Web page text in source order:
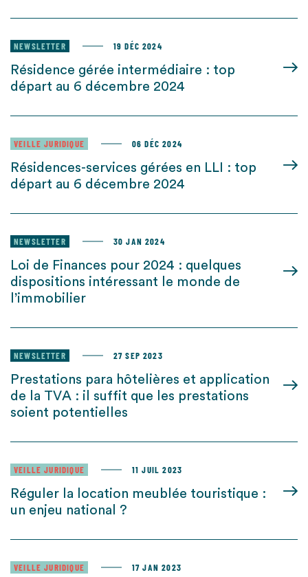
NEWSLETTER 19 DÉC 2024
Résidence gérée intermédiaire : top
départ au 6 décembre 2024
VEILLE JURIDIQUE 06 DÉC 2024
Résidences-services gérées en LLI : top
départ au 6 décembre 2024
NEWSLETTER 30 JAN 2024
Loi de Finances pour 2024 : quelques
dispositions intéressant le monde de
l’immobilier
NEWSLETTER 27 SEP 2023
Prestations para hôtelières et application
de la TVA : il suffit que les prestations
soient potentielles
VEILLE JURIDIQUE 11 JUIL 2023
Réguler la location meublée touristique :
un enjeu national ?
VEILLE JURIDIQUE 17 JAN 2023